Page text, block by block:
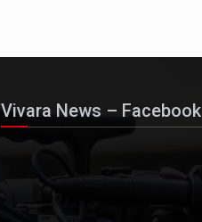
Vivara News – Facebook